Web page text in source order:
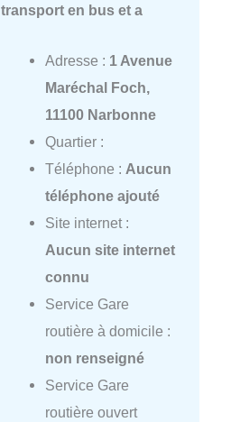
transport en bus et a
Adresse : 1 Avenue
Maréchal Foch,
11100 Narbonne
Quartier :
Téléphone : Aucun
téléphone ajouté
Site internet :
Aucun site internet
connu
Service Gare
routière à domicile :
non renseigné
Service Gare
routière ouvert